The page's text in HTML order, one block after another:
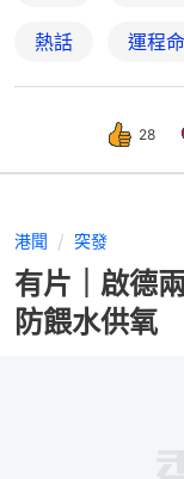
熱話 運程
28
港聞 突發
有片｜啟德
防餵水供氧